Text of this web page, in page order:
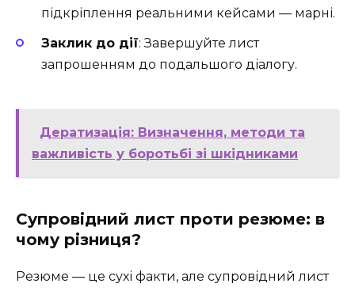
підкріплення реальними кейсами — марні.
Заклик до дії: Завершуйте лист
запрошенням до подальшого діалогу.
Дератизація: Визначення, методи та
важливість у боротьбі зі шкідниками
Супровідний лист проти резюме: в
чому різниця?
Резюме — це сухі факти, але супровідний лист